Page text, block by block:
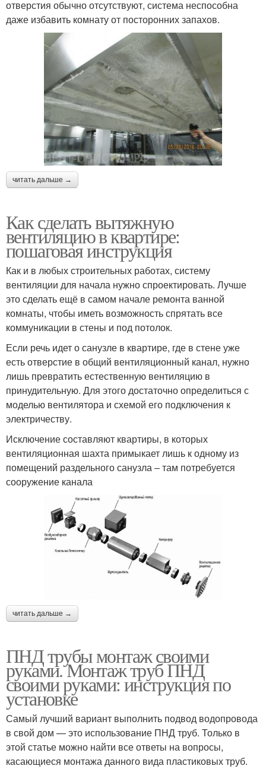
отверстия обычно отсутствуют, система неспособна
даже избавить комнату от посторонних запахов.
читать дальше →
Как сделать вытяжную
вентиляцию в квартире:
пошаговая инструкция
Как и в любых строительных работах, систему
вентиляции для начала нужно спроектировать. Лучше
это сделать ещё в самом начале ремонта ванной
комнаты, чтобы иметь возможность спрятать все
коммуникации в стены и под потолок.
Если речь идет о санузле в квартире, где в стене уже
есть отверстие в общий вентиляционный канал, нужно
лишь превратить естественную вентиляцию в
принудительную. Для этого достаточно определиться с
моделью вентилятора и схемой его подключения к
электричеству.
Исключение составляют квартиры, в которых
вентиляционная шахта примыкает лишь к одному из
помещений раздельного санузла – там потребуется
сооружение канала
читать дальше →
ПНД трубы монтаж своими
руками. Монтаж труб ПНД
своими руками: инструкция по
установке
Самый лучший вариант выполнить подвод водопровода
в свой дом — это использование ПНД труб. Только в
этой статье можно найти все ответы на вопросы,
касающиеся монтажа данного вида пластиковых труб.